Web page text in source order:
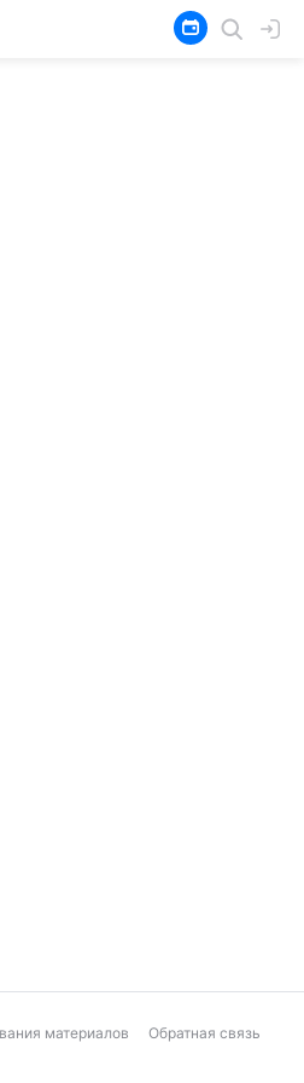
материалов Обратная связь